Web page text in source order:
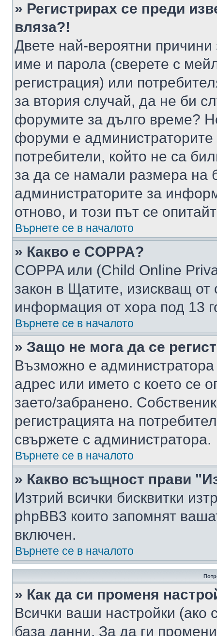
» Регистрирах се преди
вляза?!
Двете най-вероятни
име и парола (сверете с
регистрация) или
за втория случай, да не би
форумите за дълго време?
форуми е администраторите
потребители, който не са
за да се намали размера на
администраторите за
отново, и този път се
Върнете се в началото
» Какво е COPPA?
COPPA или (Child Online
закон в Щатите, изискващ от
информация от хора под 13
Върнете се в началото
» Защо не мога да се
Възможно е
адрес или името с което се
заето/забранено.
регистрацията на
свържете с администратора.
Върнете се в началото
» Какво всъщност прави
Изтрий всички бисквитки
phpBB3 които запомнят
включен.
Върнете се в началото
» Как да си променя
Всички ваши настройки (ако
база данни. За да ги